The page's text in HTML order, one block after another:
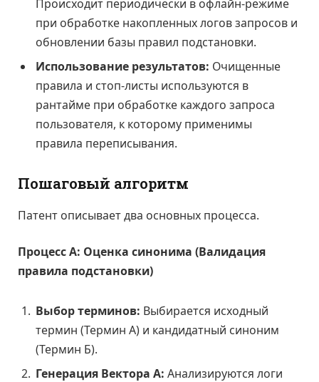
Происходит периодически в офлайн-режиме
при обработке накопленных логов запросов и
обновлении базы правил подстановки.
Использование результатов: Очищенные
правила и стоп-листы используются в
рантайме при обработке каждого запроса
пользователя, к которому применимы
правила переписывания.
Пошаговый алгоритм
Патент описывает два основных процесса.
Процесс А: Оценка синонима (Валидация
правила подстановки)
Выбор терминов: Выбирается исходный
термин (Термин А) и кандидатный синоним
(Термин Б).
Генерация Вектора А: Анализируются логи